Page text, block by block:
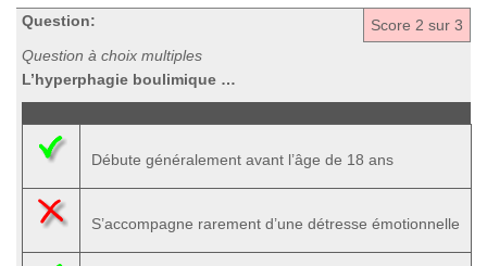
Score 2 sur 3
Question:
Question à choix multiples
L’hyperphagie boulimique …
Débute généralement avant l’âge de 18 ans
S’accompagne rarement d’une détresse émotionnelle